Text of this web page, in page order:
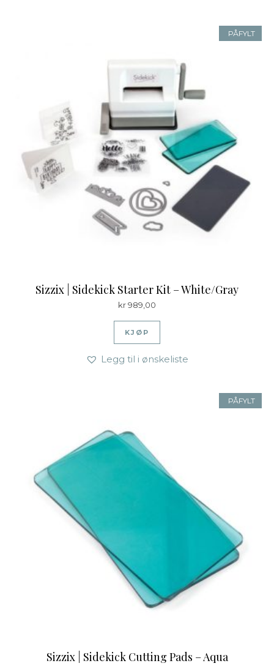
PÅFYLT
Sizzix | Sidekick Starter Kit – White/Gray
kr989,00
KJØP
Legg til i ønskeliste
PÅFYLT
Sizzix | Sidekick Cutting Pads – Aqua